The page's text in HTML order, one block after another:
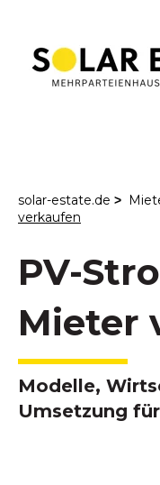
solar-estate.de >
verkaufen
PV-
Mieter
Modelle,
Umsetzung